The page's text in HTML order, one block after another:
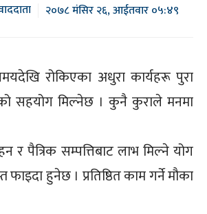
२०७८ मंसिर २६, आईतवार ०५:४९
रोकिएका अधुरा कार्यहरू पुरा
सहयोग मिल्नेछ । कुनै कुराले मनमा
र पैत्रिक सम्पत्तिबाट लाभ मिल्ने योग
फाइदा हुनेछ । प्रतिष्ठित काम गर्ने मौका